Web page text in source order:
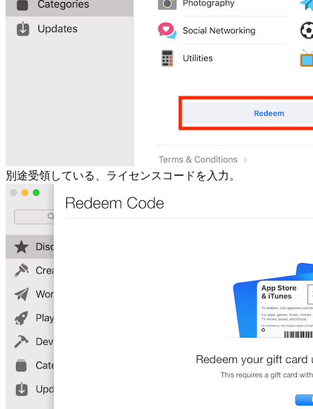
別途受領している、ライセンスコードを入力。